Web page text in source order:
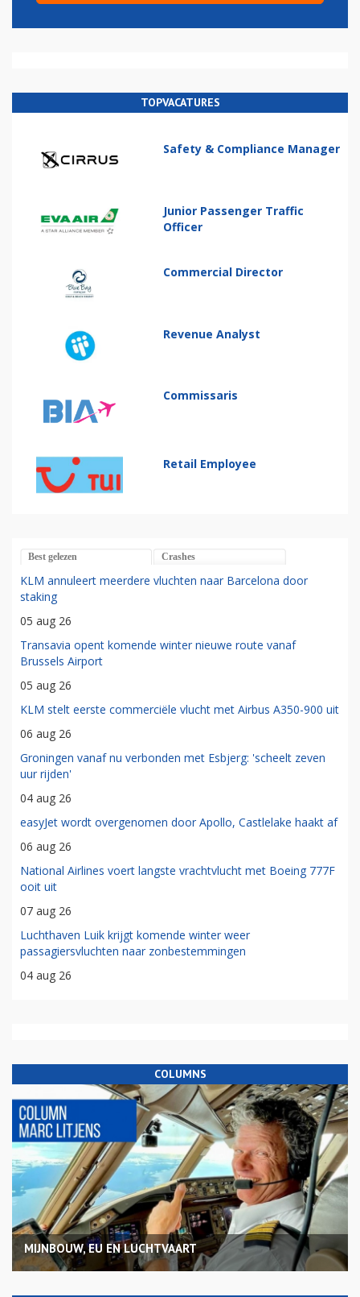
TOPVACATURES
Safety & Compliance Manager
Junior Passenger Traffic
Officer
Commercial Director
Revenue Analyst
Commissaris
Retail Employee
Best gelezen Crashes
KLM annuleert meerdere vluchten naar Barcelona door
staking
05 aug 26
Transavia opent komende winter nieuwe route vanaf
Brussels Airport
05 aug 26
KLM stelt eerste commerciële vlucht met Airbus A350-900 uit
06 aug 26
Groningen vanaf nu verbonden met Esbjerg: 'scheelt zeven
uur rijden'
04 aug 26
easyJet wordt overgenomen door Apollo, Castlelake haakt af
06 aug 26
National Airlines voert langste vrachtvlucht met Boeing 777F
ooit uit
07 aug 26
Luchthaven Luik krijgt komende winter weer
passagiersvluchten naar zonbestemmingen
04 aug 26
COLUMNS
MIJNBOUW, EU EN LUCHTVAART